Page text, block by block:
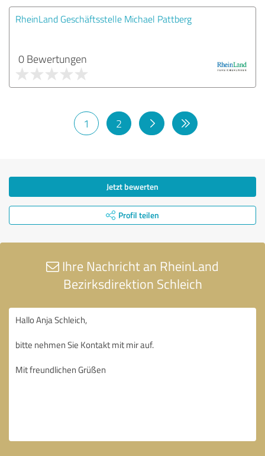
RheinLand Geschäftsstelle Michael Pattberg
0 Bewertungen
1 2
Jetzt bewerten
Profil teilen
Ihre Nachricht an RheinLand
Bezirksdirektion Schleich